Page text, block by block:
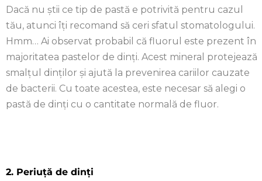
Dacă nu știi ce tip de pastă e potrivită pentru cazul
tău, atunci îți recomand să ceri sfatul stomatologului.
Hmm… Ai observat probabil că fluorul este prezent în
majoritatea pastelor de dinți. Acest mineral protejează
smalțul dinților și ajută la prevenirea cariilor cauzate
de bacterii. Cu toate acestea, este necesar să alegi o
pastă de dinți cu o cantitate normală de fluor.
2. Periuță de dinți